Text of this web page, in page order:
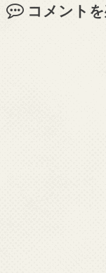
コメント